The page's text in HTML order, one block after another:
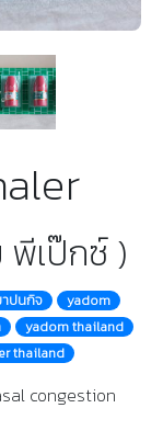
พีเป๊กซ์ )
ปนกิจ
yadom
yadom thailand
thailand
congestion